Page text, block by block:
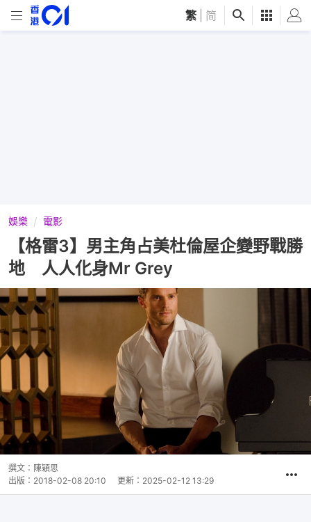
繁 简
娛樂 電影
【格雷3】男主角占美杜倫屋企變野戰勝
地 人人化身Mr Grey
撰文： 陳穎思
出版： 2018-02-08 20:10 更新： 2025-02-12 13:29